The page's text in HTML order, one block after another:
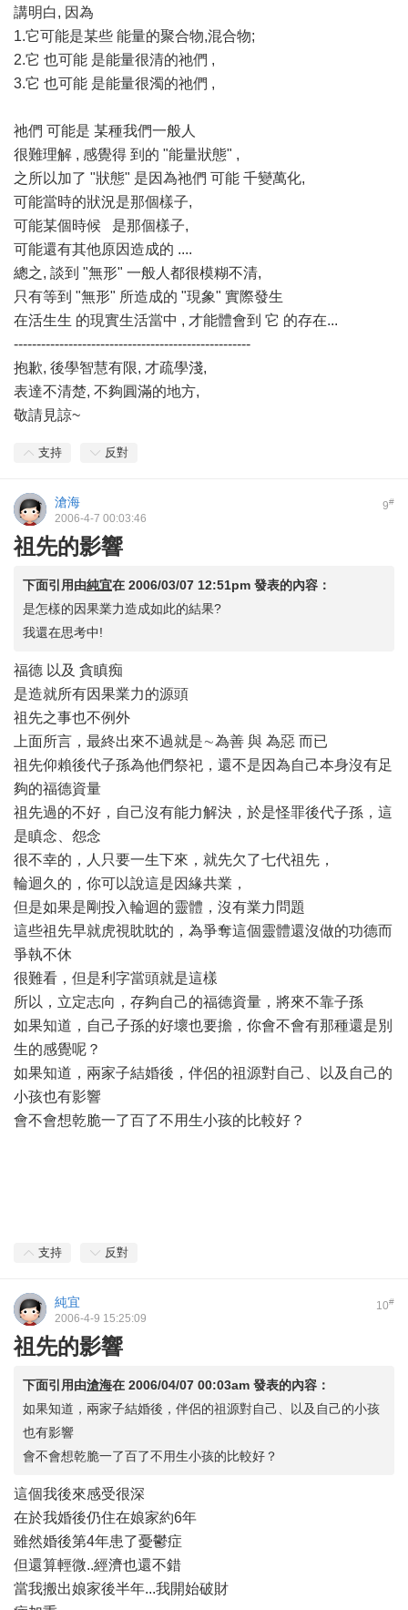
講明白, 因為
1.它可能是某些 能量的聚合物,混合物;
2.它 也可能 是能量很清的祂們 ,
3.它 也可能 是能量很濁的祂們 ,
祂們 可能是 某種我們一般人
很難理解 , 感覺得 到的 "能量狀態" ,
之所以加了 "狀態" 是因為祂們 可能 千變萬化,
可能當時的狀況是那個樣子,
可能某個時候 是那個樣子,
可能還有其他原因造成的 ....
總之, 談到 "無形" 一般人都很模糊不清,
只有等到 "無形" 所造成的 "現象" 實際發生
在活生生 的現實生活當中 , 才能體會到 它 的存在...
----------------------------------------------------
抱歉, 後學智慧有限, 才疏學淺,
表達不清楚, 不夠圓滿的地方,
敬請見諒~
支持 反對
9#
滄海
2006-4-7 00:03:46
祖先的影響
下面引用由純宜在 2006/03/07 12:51pm 發表的內容：
是怎樣的因果業力造成如此的結果?
我還在思考中!
福德 以及 貪瞋痴
是造就所有因果業力的源頭
祖先之事也不例外
上面所言，最終出來不過就是∼為善 與 為惡 而已
祖先仰賴後代子孫為他們祭祀，還不是因為自己本身沒有足
夠的福德資量
祖先過的不好，自己沒有能力解決，於是怪罪後代子孫，這
是瞋念、怨念
很不幸的，人只要一生下來，就先欠了七代祖先，
輪迴久的，你可以說這是因緣共業，
但是如果是剛投入輪迴的靈體，沒有業力問題
這些祖先早就虎視眈眈的，為爭奪這個靈體還沒做的功德而
爭執不休
很難看，但是利字當頭就是這樣
所以，立定志向，存夠自己的福德資量，將來不靠子孫
如果知道，自己子孫的好壞也要擔，你會不會有那種還是別
生的感覺呢？
如果知道，兩家子結婚後，伴侶的祖源對自己、以及自己的
小孩也有影響
會不會想乾脆一了百了不用生小孩的比較好？
支持 反對
10#
純宜
2006-4-9 15:25:09
祖先的影響
下面引用由滄海在 2006/04/07 00:03am 發表的內容：
如果知道，兩家子結婚後，伴侶的祖源對自己、以及自己的小孩
也有影響
會不會想乾脆一了百了不用生小孩的比較好？
這個我後來感受很深
在於我婚後仍住在娘家約6年
雖然婚後第4年患了憂鬱症
但還算輕微..經濟也還不錯
當我搬出娘家後半年...我開始破財